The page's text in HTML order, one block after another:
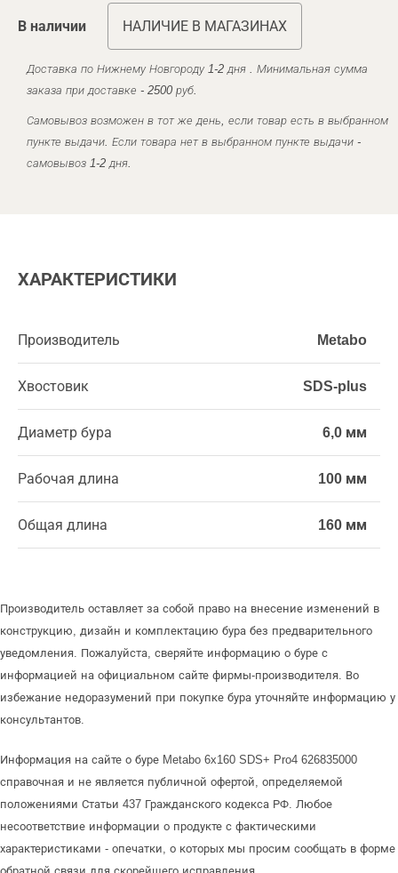
В наличии НАЛИЧИЕ В МАГАЗИНАХ
Доставка по Нижнему Новгороду 1-2 дня . Минимальная сумма
заказа при доставке - 2500 руб.
Самовывоз возможен в тот же день, если товар есть в выбранном
пункте выдачи. Если товара нет в выбранном пункте выдачи -
самовывоз 1-2 дня.
ХАРАКТЕРИСТИКИ
Производитель Metabo
Хвостовик SDS-plus
Диаметр бура 6,0 мм
Рабочая длина 100 мм
Общая длина 160 мм
Производитель оставляет за собой право на внесение изменений в
конструкцию, дизайн и комплектацию бура без предварительного
уведомления. Пожалуйста, сверяйте информацию о буре с
информацией на официальном сайте фирмы-производителя. Во
избежание недоразумений при покупке бура уточняйте информацию у
консультантов.
Информация на сайте о буре Metabo 6x160 SDS+ Pro4 626835000
справочная и не является публичной офертой, определяемой
положениями Статьи 437 Гражданского кодекса РФ. Любое
несоответствие информации о продукте с фактическими
характеристиками - опечатки, о которых мы просим сообщать в форме